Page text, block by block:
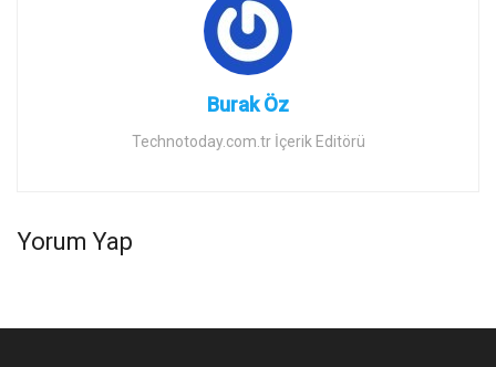
Burak Öz
Technotoday.com.tr İçerik Editörü
Yorum Yap